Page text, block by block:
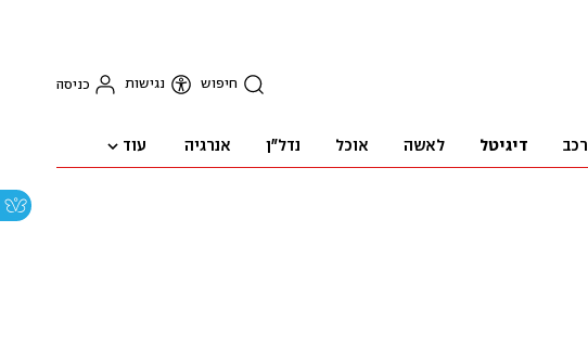
חיפוש נגישות כניסה
רכב דיגיטל לאשה אוכל נדל"ן אנרגיה עוד